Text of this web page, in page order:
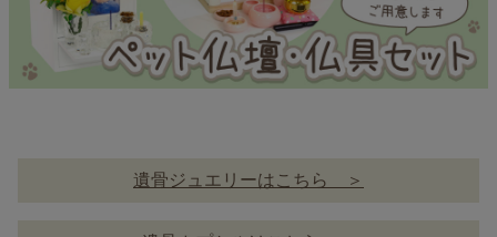
遺骨ジュエリーはこちら ＞